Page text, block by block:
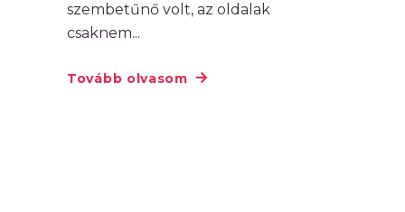
szembetűnő volt, az oldalak
csaknem
Tovább olvasom